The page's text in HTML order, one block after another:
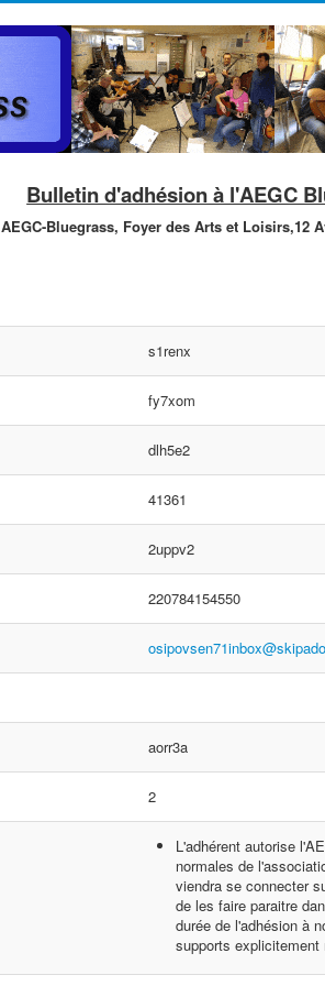
Bulletin d'adhésion à l'AEGC
AEGC-Bluegrass, Foyer des Arts et Loisirs,12
s1renx
fy7xom
dlh5e2
41361
2uppv2
220784154550
aorr3a
2
L'adhérent autorise
normales de
viendra se connecter
de les faire paraitre
durée de l'adhésion à
supports explicitement